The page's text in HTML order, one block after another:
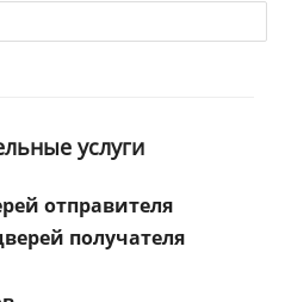
услуги
отправителя
получателя